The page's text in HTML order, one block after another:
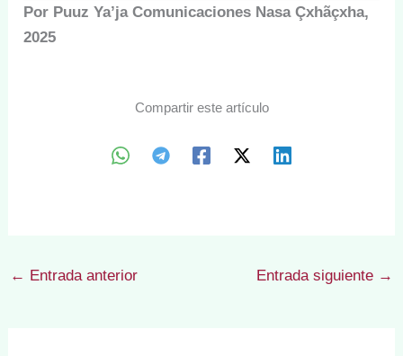
Por Puuz Ya’ja Comunicaciones Nasa Çxhãçxha,
2025
Compartir este artículo
← Entrada anterior Entrada siguiente →